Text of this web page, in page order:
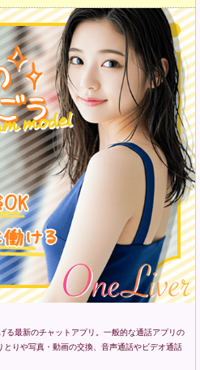
る最新のチャットアプリ。一般的な通話アプリの
りや写真・動画の交換、音声通話やビデオ通話